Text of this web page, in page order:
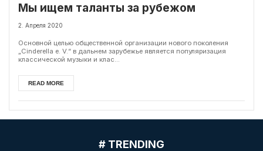
Мы ищем таланты за рубежом
2. Апреля 2020
Основной целью общественной организации нового поколения
„Cinderella e. V.“ в дальнем зарубежье является популяризация
классической музыки и клас...
READ MORE
# TRENDING